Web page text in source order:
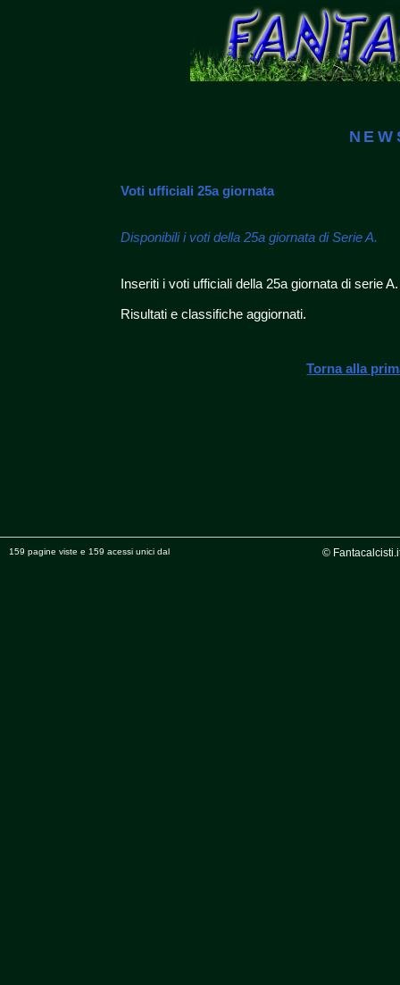
Voti ufficiali 25a giornata
Disponibili i voti della 25a giornata di Serie A.
Inseriti i voti ufficiali della 25a giornata di serie A.
Risultati e classifiche aggiornati.
Torna alla
159 pagine viste e 159 acessi unici dal ©